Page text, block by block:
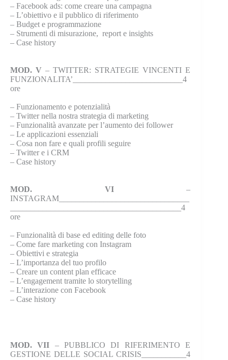
– Facebook ads: come creare una campagna
– L’obiettivo e il pubblico di riferimento
– Budget e programmazione
– Strumenti di misurazione, report e insights
– Case history
MOD. V – TWITTER: STRATEGIE VINCENTI E
FUNZIONALITA’___________________________4
ore
– Funzionamento e potenzialità
– Twitter nella nostra strategia di marketing
– Funzionalità avanzate per l’aumento dei follower
– Le applicazioni essenziali
– Cosa non fare e quali profili seguire
– Twitter e i CRM
– Case history
MOD. VI–
INSTAGRAM________________________________
__________________________________________4
ore
– Funzionalità di base ed editing delle foto
– Come fare marketing con Instagram
– Obiettivi e strategia
– L’importanza del tuo profilo
– Creare un content plan efficace
– L’engagement tramite lo storytelling
– L’interazione con Facebook
– Case history
MOD. VII – PUBBLICO DI RIFERIMENTO E
GESTIONE DELLE SOCIAL CRISIS___________4